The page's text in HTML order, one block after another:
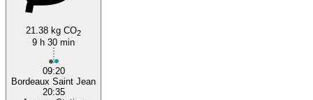
21.38 kg CO2
9 h 30 min
09:20
Bordeaux Saint Jean
20:35